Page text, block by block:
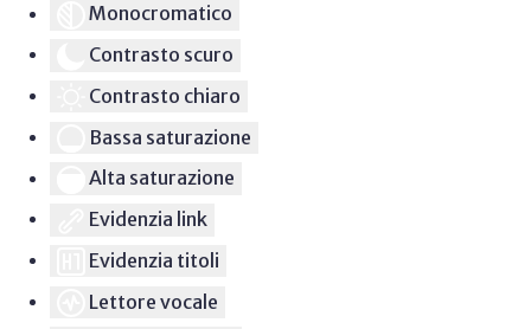
Monocromatico
Contrasto scuro
Contrasto chiaro
Bassa saturazione
Alta saturazione
Evidenzia link
Evidenzia titoli
Lettore vocale